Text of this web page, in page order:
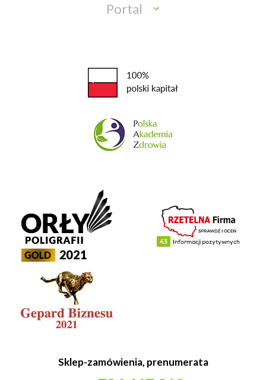
Portal
Sklep-zamówienia, prenumerata